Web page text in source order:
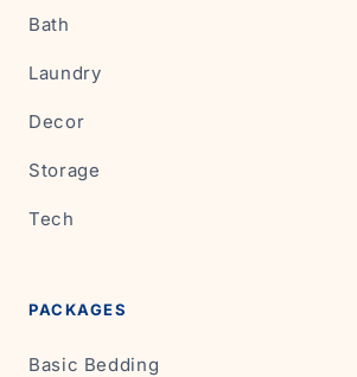
Bath
Laundry
Decor
Storage
Tech
PACKAGES
Basic Bedding